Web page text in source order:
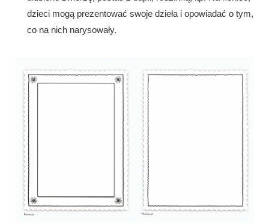
dzieci mogą prezentować swoje dzieła i opowiadać o tym,
co na nich narysowały.